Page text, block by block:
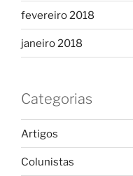
fevereiro 2018
janeiro 2018
Categorias
Artigos
Colunistas